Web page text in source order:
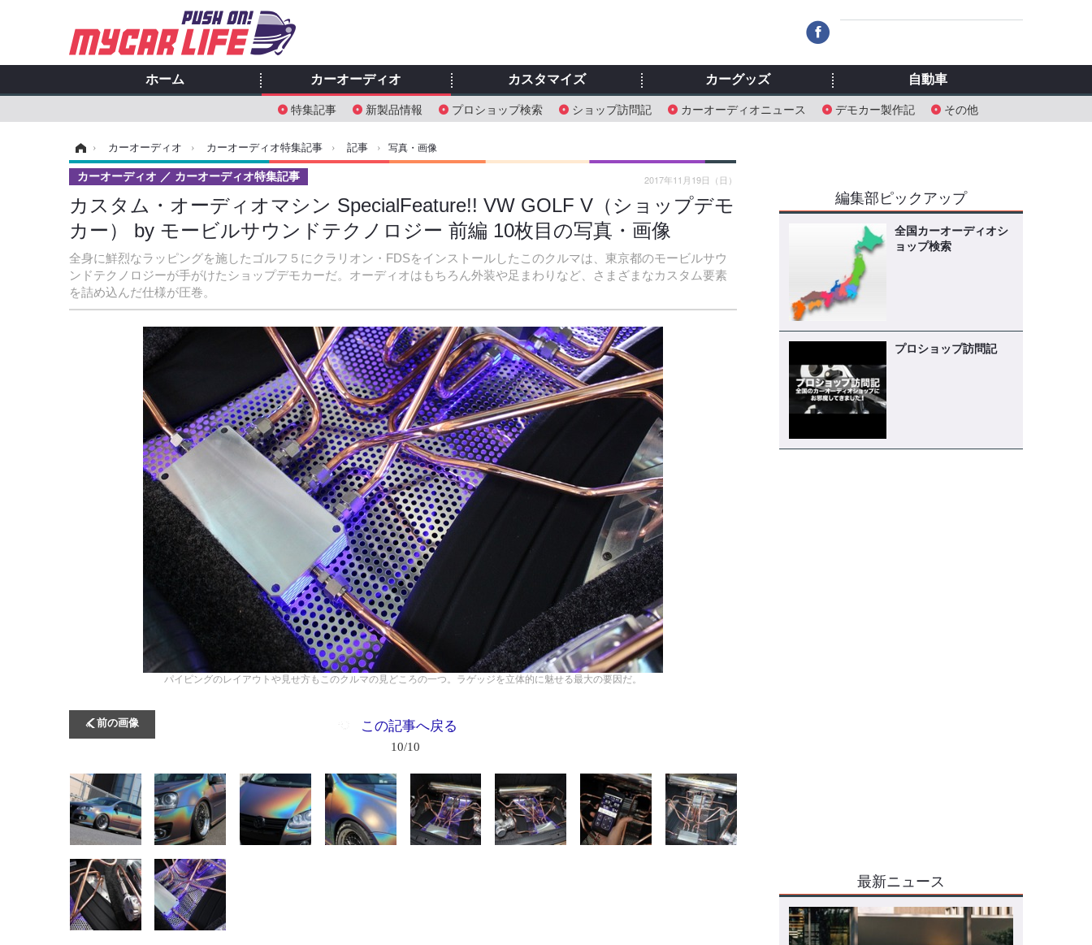
ホーム カーオーディオ
特集記事 新製品情報 プロショップ検索 ショップ訪問記 カーオーディオニュース デモカー製作記 その他
カスタマイズ カーグッズ 自動車
› カーオーディオ › カーオーディオ特集記事 › 記事 › 写真・画像
カスタム・オーディオマシン SpecialFeature!! VW GOLF V（ショップデモ
カー） by モービルサウンドテクノロジー 前編 10枚目の写真・画像
全身に鮮烈なラッピングを施したゴルフ５にクラリオン・FDSをインストールしたこのクルマは、東京都のモービルサウ
ンドテクノロジーが手がけたショップデモカーだ。オーディオはもちろん外装や足まわりなど、さまざまなカスタム要素
を詰め込んだ仕様が圧巻。
カーオーディオ カーオーディオ特集記事 2017年11月19日（日）
パイピングのレイアウトや見せ方もこのクルマの見どころの一つ。ラゲッジを立体的に魅せる最大の要因だ。
前の画像 この記事へ戻る
10/10
編集部ピックアップ
全国カーオーディオシ
ョップ検索
プロショップ訪問記
最新ニュース